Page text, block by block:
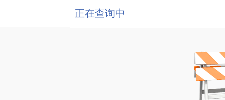
正在查询中